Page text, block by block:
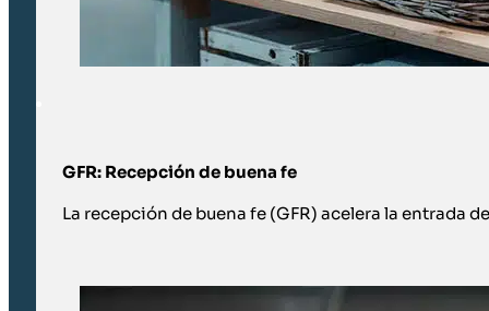
GFR: Recepción de buena fe
La recepción de buena fe (GFR) acelera la entrada